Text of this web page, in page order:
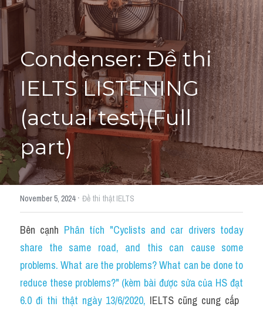
Tourism and Travelling
Pronunciation
Section 3
Section 4
Section 1
Social issues
Section 2
Map
Transcript
Cam
Series luyện nghe Tiếng Anh cùng IELTS T
HỌC THỬ
Condenser: Đề thi
IELTS LISTENING
(actual test)(Full
part)
November 5, 2024· Đề thi thật IELTS
Bên cạnh Phân tích "Cyclists and car drivers today
share the same road, and this can cause some
problems. What are the problems? What can be done to
reduce these problems?" (kèm bài được sửa của HS đạt
6.0 đi thi thật ngày 13/6/2020, IELTS cũng cung cấp ​